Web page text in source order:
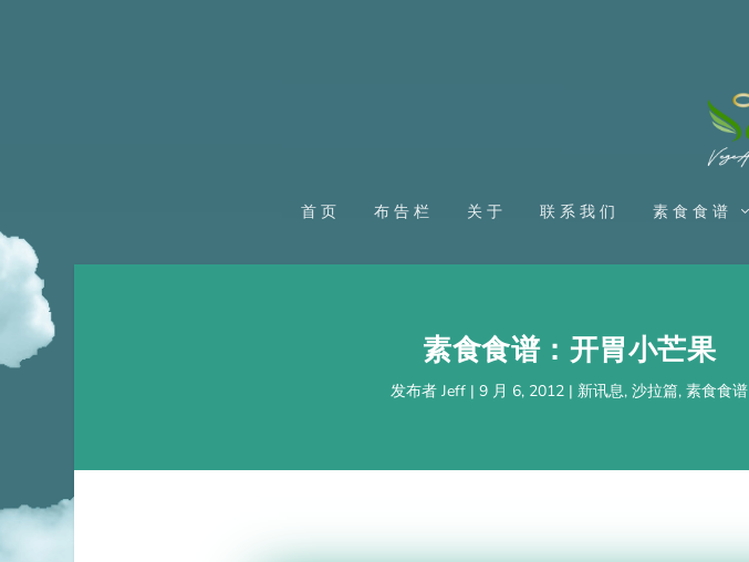
首页 布告栏 关于 联系我们 素食食谱
素食食谱：开胃小芒果
发布者Jeff |9 月 6, 2012 |新讯息,沙拉篇,素食食谱